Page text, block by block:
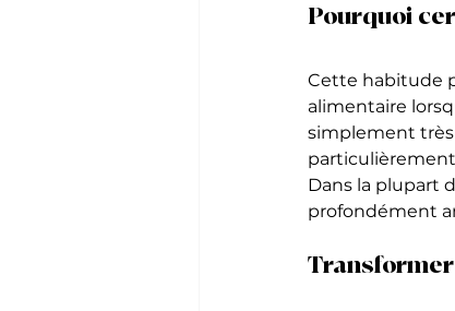
Pourquoi
Cette habitude
alimentaire
simplement
Dans la plupart
profondément